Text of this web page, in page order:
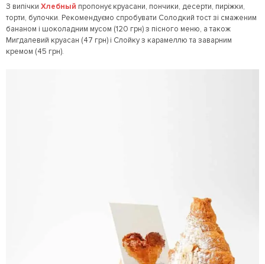
З випічки Хлебный пропонує круасани, пончики, десерти, пиріжки,
торти, булочки. Рекомендуємо спробувати Солодкий тост зі смаженим
бананом і шоколадним мусом (120 грн) з пісного меню, а також
Мигдалевий круасан (47 грн) і Слойку з карамеллю та заварним
кремом (45 грн).